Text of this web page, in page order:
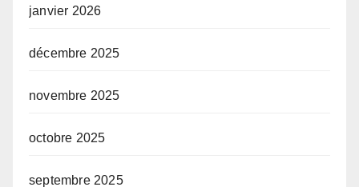
janvier 2026
décembre 2025
novembre 2025
octobre 2025
septembre 2025